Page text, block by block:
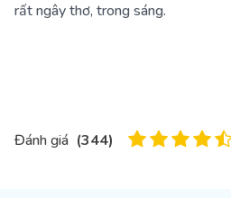
rất ngây thơ, trong sáng.
Đánh giá (344)